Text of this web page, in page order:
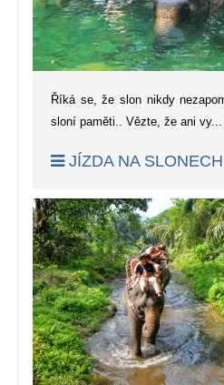
Říká se, že slon nikdy
sloní paměti.. Vězte, že ani vy...
JÍZDA NA